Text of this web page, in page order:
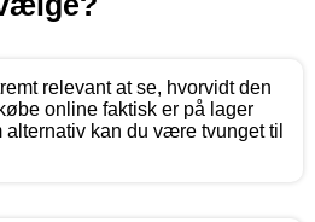
relevant at se, hvorvidt den
online faktisk er på lager
kan du være tvunget til